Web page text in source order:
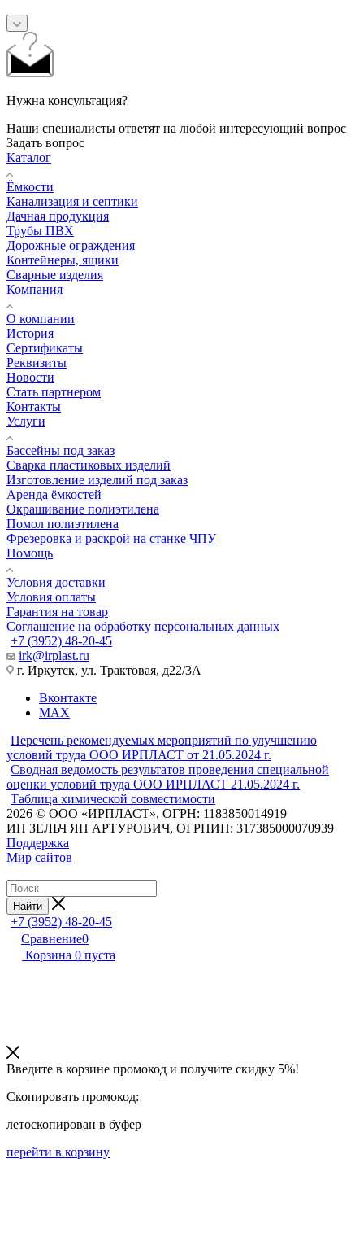
Нужна консультация?
Наши специалисты ответят на любой интересующий вопрос
Задать вопрос
Каталог
Ёмкости
Канализация и септики
Дачная продукция
Трубы ПВХ
Дорожные ограждения
Контейнеры, ящики
Сварные изделия
Компания
О компании
История
Сертификаты
Реквизиты
Новости
Стать партнером
Контакты
Услуги
Бассейны под заказ
Сварка пластиковых изделий
Изготовление изделий под заказ
Аренда ёмкостей
Окрашивание полиэтилена
Помол полиэтилена
Фрезеровка и раскрой на станке ЧПУ
Помощь
Условия доставки
Условия оплаты
Гарантия на товар
Соглашение на обработку персональных данных
+7 (3952) 48-20-45
irk@irplast.ru
г. Иркутск, ул. Трактовая, д22/3А
Вконтакте
MAX
Перечень рекомендуемых мероприятий по улучшению
условий труда ООО ИРПЛАСТ от 21.05.2024 г.
Сводная ведомость результатов проведения специальной
оценки условий труда ООО ИРПЛАСТ 21.05.2024 г.
Таблица химической совместимости
2026 © ООО «ИРПЛАСТ», ОГРН: 1183850014919
ИП ЗЕЛЬЧ ЯН АРТУРОВИЧ, ОГРНИП: 317385000070939
Поддержка
Мир сайтов
Найти
+7 (3952) 48-20-45
Сравнение0
Корзина 0 пуста
Введите в корзине промокод и получите скидку 5%!
Скопировать промокод:
летоскопирован в буфер
перейти в корзину